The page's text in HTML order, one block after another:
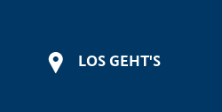
LOS GEHT'S